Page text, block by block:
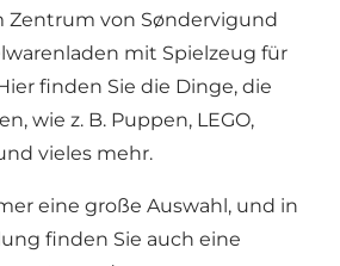
Zentrum von Søndervigund
mit Spielzeug für
finden Sie die Dinge, die
wie z. B. Puppen, LEGO,
vieles mehr.
eine große Auswahl, und in
finden Sie auch eine